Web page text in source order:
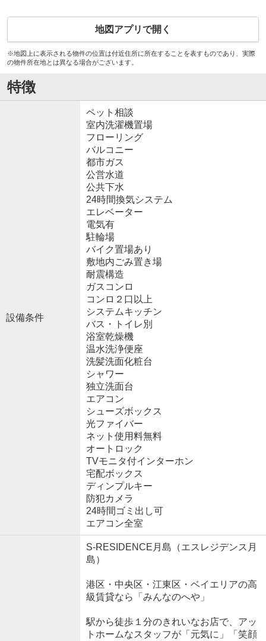
地図アプリで開く
※地図上に表示される物件の位置は付近住所に所在することを表すものであり、実際
の物件所在地とは異なる場合がございます。
特徴
設備条件
ペット相談
室内洗濯機置場
フローリング
バルコニー
都市ガス
公営水道
公共下水
24時間換気システム
エレベーター
電気有
駐輪場
バイク置場あり
敷地内ごみ置き場
耐震構造
ガスコンロ
コンロ２口以上
システムキッチン
バス・トイレ別
浴室乾燥機
温水洗浄便座
洗髪洗面化粧台
シャワー
独立洗面台
エアコン
シューズボックス
光ファイバー
ネット使用料無料
オートロック
TVモニタ付インターホン
宅配ボックス
ディンプルキー
防犯カメラ
24時間ゴミ出し可
エアコン全室
S-RESIDENCE月島（エスレジデンス月
島）
港区・中央区・江東区・ベイエリアの高
級賃貸なら「みんなのへや」
駅から徒歩１分のきれいなお店で、アッ
トホームなスタッフが「元気に」「笑顔